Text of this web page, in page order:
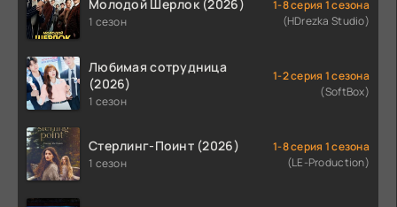
Молодой Шерлок (2026)
1 сезон
1-8 серия 1 сезона
(HDrezka Studio)
Любимая сотрудница
(2026)
1 сезон
1-2 серия 1 сезона
(SoftBox)
Стерлинг-Поинт (2026)
1 сезон
1-8 серия 1 сезона
(LE-Production)